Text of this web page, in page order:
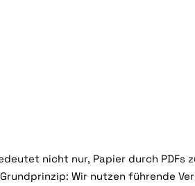
nicht nur, Papier durch PDFs
Grundprinzip: Wir nutzen führende